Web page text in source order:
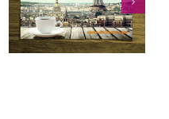
Dépliant pour un
snack